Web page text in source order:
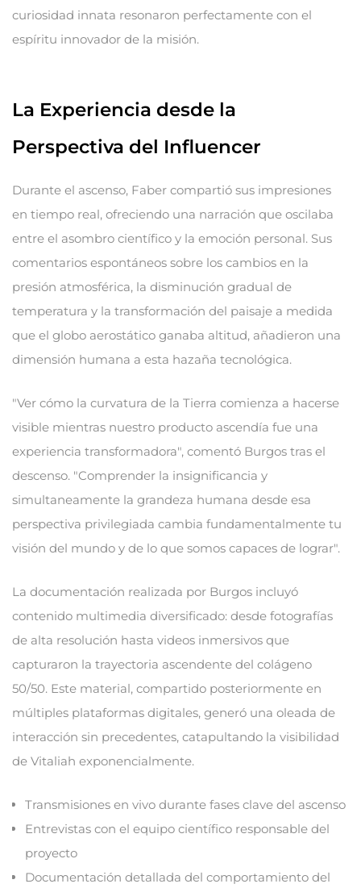
curiosidad innata resonaron perfectamente con el
espíritu innovador de la misión.
La Experiencia desde la
Perspectiva del Influencer
Durante el ascenso, Faber compartió sus impresiones
en tiempo real, ofreciendo una narración que oscilaba
entre el asombro científico y la emoción personal. Sus
comentarios espontáneos sobre los cambios en la
presión atmosférica, la disminución gradual de
temperatura y la transformación del paisaje a medida
que el globo aerostático ganaba altitud, añadieron una
dimensión humana a esta hazaña tecnológica.
"Ver cómo la curvatura de la Tierra comienza a hacerse
visible mientras nuestro producto ascendía fue una
experiencia transformadora", comentó Burgos tras el
descenso. "Comprender la insignificancia y
simultaneamente la grandeza humana desde esa
perspectiva privilegiada cambia fundamentalmente tu
visión del mundo y de lo que somos capaces de lograr".
La documentación realizada por Burgos incluyó
contenido multimedia diversificado: desde fotografías
de alta resolución hasta videos inmersivos que
capturaron la trayectoria ascendente del colágeno
50/50. Este material, compartido posteriormente en
múltiples plataformas digitales, generó una oleada de
interacción sin precedentes, catapultando la visibilidad
de Vitaliah exponencialmente.
Transmisiones en vivo durante fases clave del ascenso
Entrevistas con el equipo científico responsable del
proyecto
Documentación detallada del comportamiento del